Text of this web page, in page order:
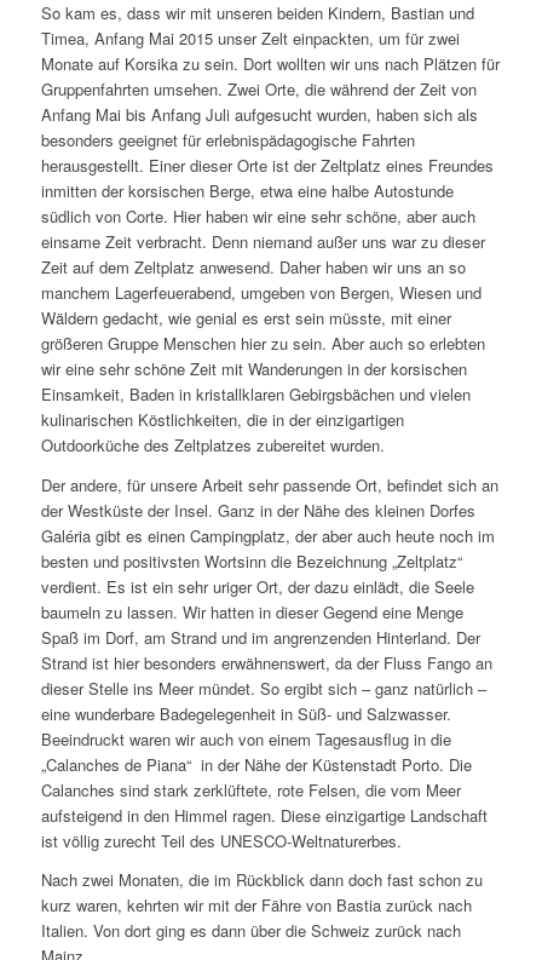
So kam es, dass wir mit unseren beiden Kindern, Bastian und
Timea, Anfang Mai 2015 unser Zelt einpackten, um für zwei
Monate auf Korsika zu sein. Dort wollten wir uns nach Plätzen für
Gruppenfahrten umsehen. Zwei Orte, die während der Zeit von
Anfang Mai bis Anfang Juli aufgesucht wurden, haben sich als
besonders geeignet für erlebnispädagogische Fahrten
herausgestellt. Einer dieser Orte ist der Zeltplatz eines Freundes
inmitten der korsischen Berge, etwa eine halbe Autostunde
südlich von Corte. Hier haben wir eine sehr schöne, aber auch
einsame Zeit verbracht. Denn niemand außer uns war zu dieser
Zeit auf dem Zeltplatz anwesend. Daher haben wir uns an so
manchem Lagerfeuerabend, umgeben von Bergen, Wiesen und
Wäldern gedacht, wie genial es erst sein müsste, mit einer
größeren Gruppe Menschen hier zu sein. Aber auch so erlebten
wir eine sehr schöne Zeit mit Wanderungen in der korsischen
Einsamkeit, Baden in kristallklaren Gebirgsbächen und vielen
kulinarischen Köstlichkeiten, die in der einzigartigen
Outdoorküche des Zeltplatzes zubereitet wurden.
Der andere, für unsere Arbeit sehr passende Ort, befindet sich an
der Westküste der Insel. Ganz in der Nähe des kleinen Dorfes
Galéria gibt es einen Campingplatz, der aber auch heute noch im
besten und positivsten Wortsinn die Bezeichnung „Zeltplatz“
verdient. Es ist ein sehr uriger Ort, der dazu einlädt, die Seele
baumeln zu lassen. Wir hatten in dieser Gegend eine Menge
Spaß im Dorf, am Strand und im angrenzenden Hinterland. Der
Strand ist hier besonders erwähnenswert, da der Fluss Fango an
dieser Stelle ins Meer mündet. So ergibt sich – ganz natürlich –
eine wunderbare Badegelegenheit in Süß- und Salzwasser.
Beeindruckt waren wir auch von einem Tagesausflug in die
„Calanches de Piana“ in der Nähe der Küstenstadt Porto. Die
Calanches sind stark zerklüftete, rote Felsen, die vom Meer
aufsteigend in den Himmel ragen. Diese einzigartige Landschaft
ist völlig zurecht Teil des UNESCO-Weltnaturerbes.
Nach zwei Monaten, die im Rückblick dann doch fast schon zu
kurz waren, kehrten wir mit der Fähre von Bastia zurück nach
Italien. Von dort ging es dann über die Schweiz zurück nach
Mainz.